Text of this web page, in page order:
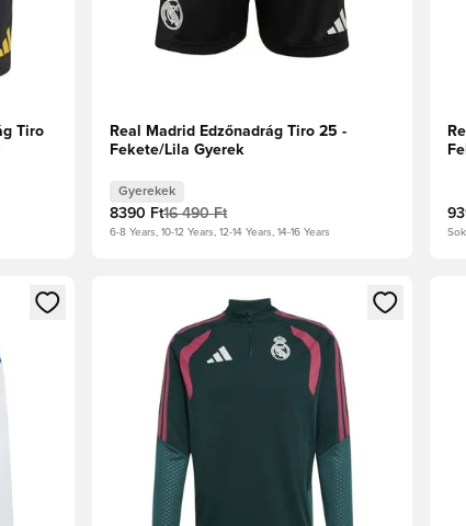
Tiro
Real Madrid Edzőnadrág Tiro 25 -
Fekete/Lila Gyerek
Gyerekek
8390 Ft16 490 Ft
6-8 Years, 10-12 Years, 12-14 Years, 14-16 Years
vagy a tagként való regisztrációhoz
Megnyit egy modált a bejelentkezéshez vagy